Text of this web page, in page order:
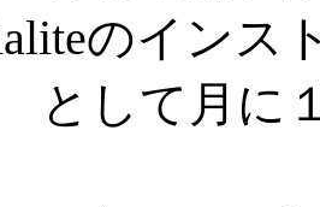
のインス
月に１～